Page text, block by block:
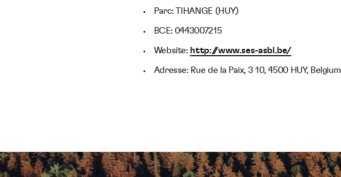
Parc: TIHANGE (HUY)
BCE: 0443007215
Website: http://www.ses-asbl.be/
Adresse: Rue de la Paix, 3 10, 4500 HUY, Belgium